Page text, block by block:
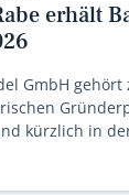
erhält
GmbH gehört
kürzlich in